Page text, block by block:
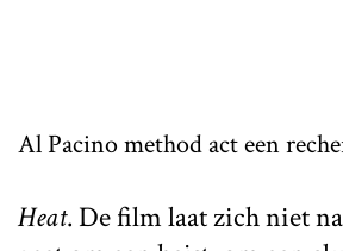
Al Pacino method act een
Heat. De film laat zich niet